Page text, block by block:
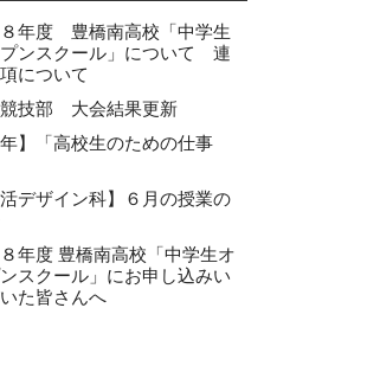
年度 豊橋南高校「中学生
ンスクール」について 連
について
競技部 大会結果更新
年】「高校生のための仕事
活デザイン科】６月の授業の
年度 豊橋南高校「中学生オ
スクール」にお申し込みい
た皆さんへ